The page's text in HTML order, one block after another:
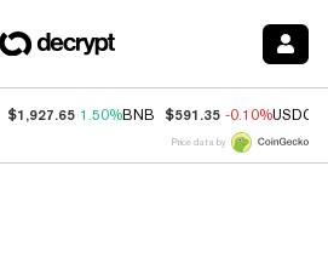
$1,927.65 1.50%BNB $591.35 -0.10%USDC
Price data by